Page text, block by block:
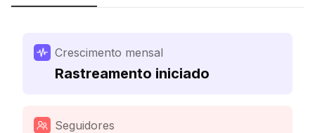
Crescimento mensal
Rastreamento iniciado
Seguidores